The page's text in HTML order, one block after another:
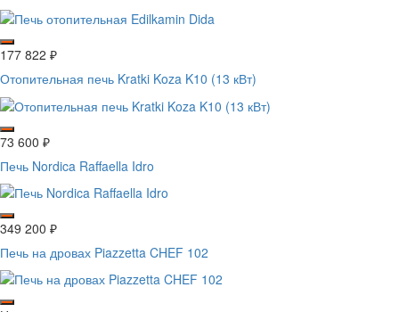
177 822 ₽
Отопительная печь Kratki Koza K10 (13 кВт)
73 600 ₽
Печь Nordica Raffaella Idro
349 200 ₽
Печь на дровах Piazzetta CHEF 102